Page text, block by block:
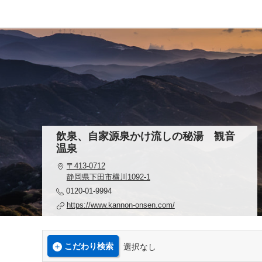
飲泉、自家源泉かけ流しの秘湯 観音
温泉
〒413-0712
静岡県下田市横川1092-1
0120-01-9994
https://www.kannon-onsen.com/
こだわり検索 選択なし